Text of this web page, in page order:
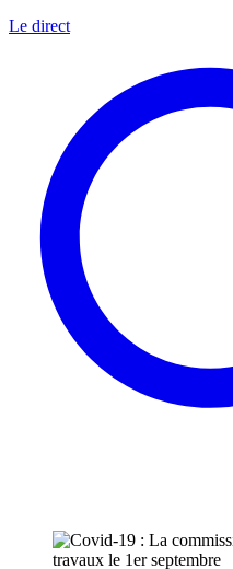
Le direct